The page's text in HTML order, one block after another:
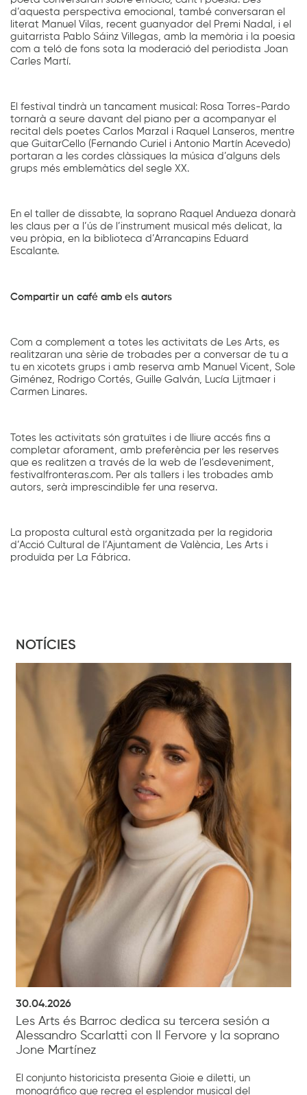
d’aquesta perspectiva emocional, també conversaran el
literat Manuel Vilas, recent guanyador del Premi Nadal, i el
guitarrista Pablo Sáinz Villegas, amb la memòria i la poesia
com a teló de fons sota la moderació del periodista Joan
Carles Martí.
El festival tindrà un tancament musical: Rosa Torres-Pardo
tornarà a seure davant del piano per a acompanyar el
recital dels poetes Carlos Marzal i Raquel Lanseros, mentre
que GuitarCello (Fernando Curiel i Antonio Martín Acevedo)
portaran a les cordes clàssiques la música d’alguns dels
grups més emblemàtics del segle XX.
En el taller de dissabte, la soprano Raquel Andueza donarà
les claus per a l’ús de l’instrument musical més delicat, la
veu pròpia, en la biblioteca d’Arrancapins Eduard
Escalante.
Compartir un café amb els autors
Com a complement a totes les activitats de Les Arts, es
realitzaran una sèrie de trobades per a conversar de tu a
tu en xicotets grups i amb reserva amb Manuel Vicent, Sole
Giménez, Rodrigo Cortés, Guille Galván, Lucía Lijtmaer i
Carmen Linares.
Totes les activitats són gratuïtes i de lliure accés fins a
completar aforament, amb preferència per les reserves
que es realitzen a través de la web de l’esdeveniment,
festivalfronteras.com. Per als tallers i les trobades amb
autors, serà imprescindible fer una reserva.
La proposta cultural està organitzada per la regidoria
d’Acció Cultural de l’Ajuntament de València, Les Arts i
produïda per La Fábrica.
NOTÍCIES
30.04.2026
Les Arts és Barroc dedica su tercera sesión a
Alessandro Scarlatti con Il Fervore y la soprano
Jone Martínez
El conjunto historicista presenta Gioie e diletti, un
monográfico que recrea el esplendor musical del